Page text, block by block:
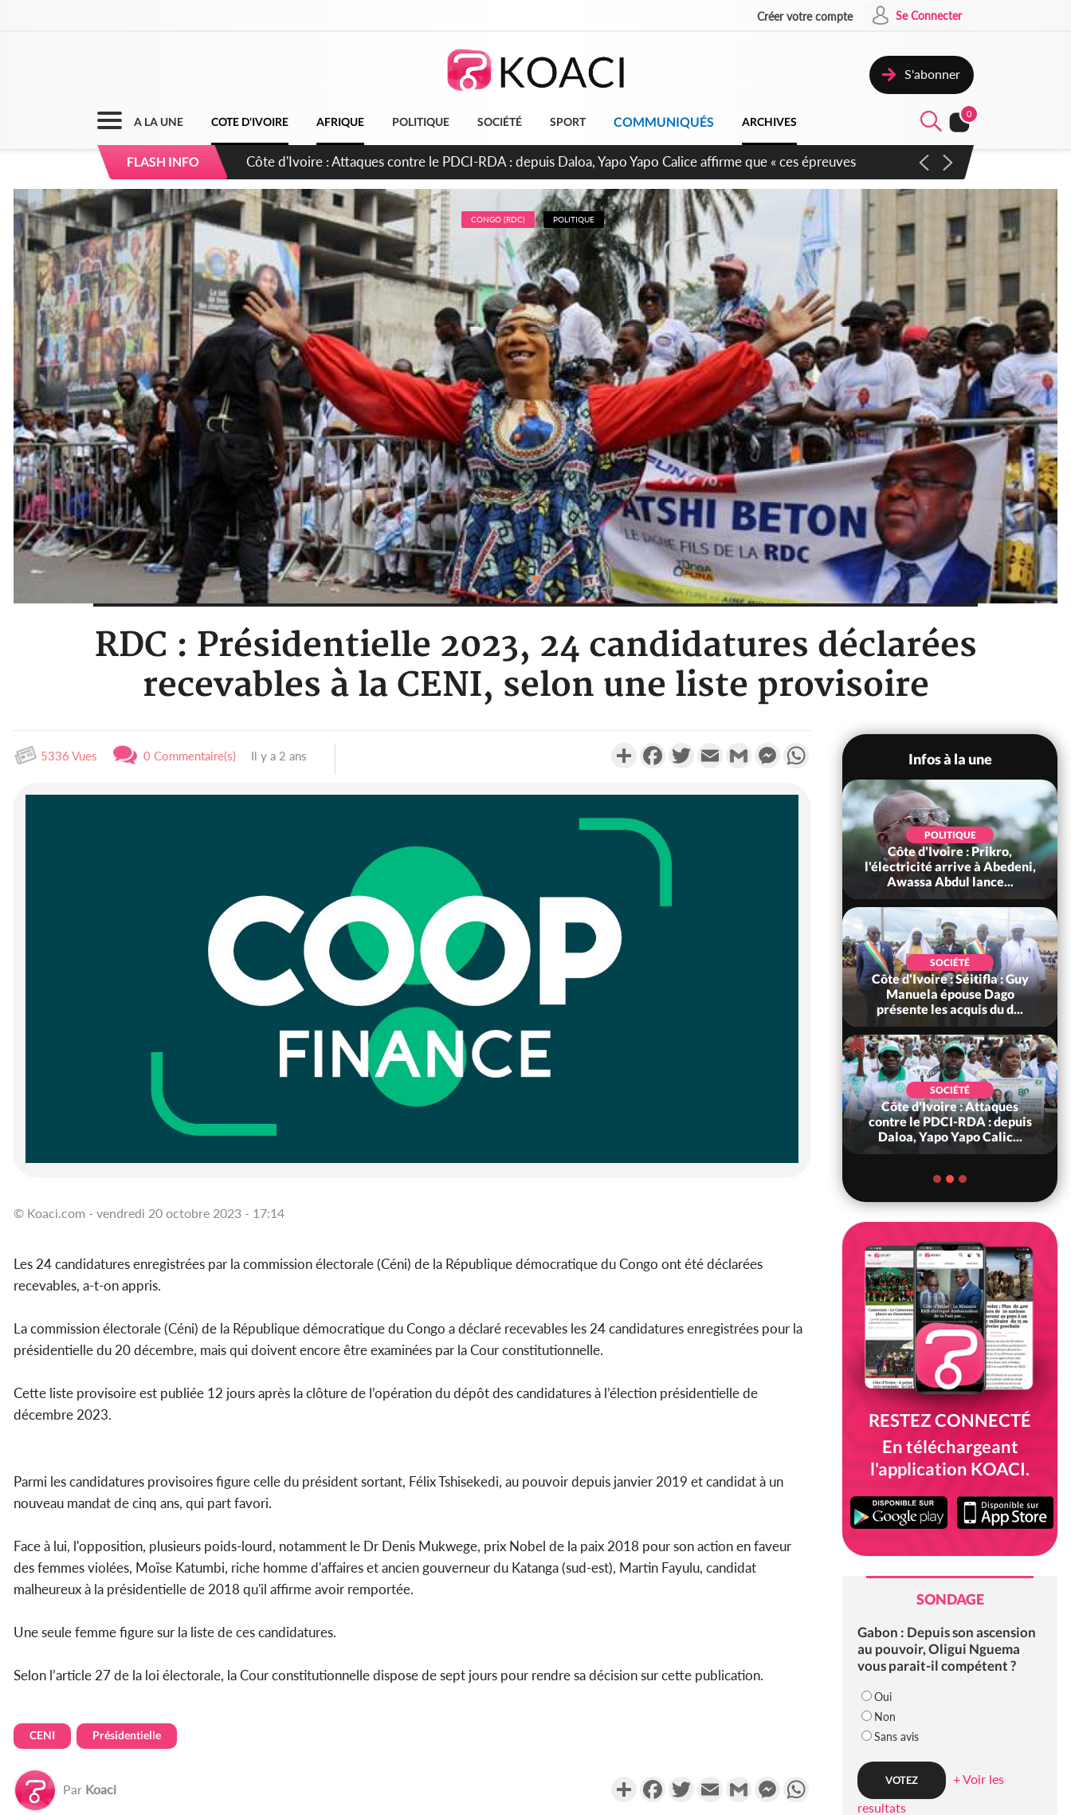
Créer votre compte Se Connecter
S'abonner
A LA UNE COTE D'IVOIRE AFRIQUE POLITIQUE SOCIÉTÉ SPORT COMMUNIQUÉS ARCHIVES
0
FLASH INFO Côte d'Ivoire : Le Colonel-Major Fofié Kouakou est décédé, l'armée perd une figure de la 2e Région militaire
CONGO (RDC) POLITIQUE
RDC : Présidentielle 2023, 24 candidatures déclarées
recevables à la CENI, selon une liste provisoire
5336 Vues 0 Commentaire(s) Il y a 2 ans PartagerFacebookTwitterEmail Gmail MessengerWhatsApp
© Koaci.com - vendredi 20 octobre 2023 - 17:14
Les 24 candidatures enregistrées par la commission électorale (Céni) de la République démocratique du Congo ont été déclarées
recevables, a-t-on appris.
La commission électorale (Céni) de la République démocratique du Congo a déclaré recevables les 24 candidatures enregistrées pour la
présidentielle du 20 décembre, mais qui doivent encore être examinées par la Cour constitutionnelle.
Cette liste provisoire est publiée 12 jours après la clôture de l’opération du dépôt des candidatures à l’élection présidentielle de
décembre 2023.
Parmi les candidatures provisoires figure celle du président sortant, Félix Tshisekedi, au pouvoir depuis janvier 2019 et candidat à un
nouveau mandat de cinq ans, qui part favori.
Face à lui, l'opposition, plusieurs poids-lourd, notamment le Dr Denis Mukwege, prix Nobel de la paix 2018 pour son action en faveur
des femmes violées, Moïse Katumbi, riche homme d'affaires et ancien gouverneur du Katanga (sud-est), Martin Fayulu, candidat
malheureux à la présidentielle de 2018 qu'il affirme avoir remportée.
Une seule femme figure sur la liste de ces candidatures.
Selon l’article 27 de la loi électorale, la Cour constitutionnelle dispose de sept jours pour rendre sa décision sur cette publication.
CENI Présidentielle
Par Koaci PartagerFacebookTwitterEmail Gmail MessengerWhatsApp
Infos à la une
Côte d'Ivoire : L'armée en
deuil, décès du colonel-major
POLITIQUE
Côte d'Ivoire : Prikro,
l'électricité arrive à Abedeni,
Awassa Abdul lance...
SOCIÉTÉ
Côte d'Ivoire : Séitifla : Guy
Manuela épouse Dago
présente les acquis du d...
SOCIÉTÉ
Côte d'Ivoire : Attaques
contre le PDCI-RDA : depuis
Daloa, Yapo Yapo Calic...
RESTEZ CONNECTÉ
En téléchargeant
l'application KOACI.
SONDAGE
Gabon : Depuis son ascension
au pouvoir, Oligui Nguema
vous parait-il compétent ?
Oui
Non
Sans avis
+ Voir les
resultats